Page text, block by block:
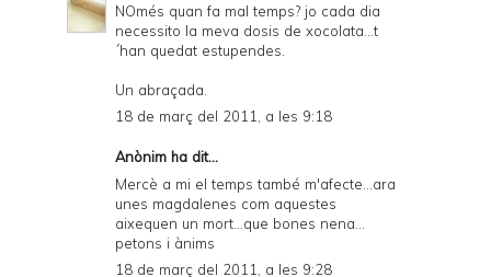
NOmés quan fa mal temps? jo cada dia
necessito la meva dosis de xocolata...t
´han quedat estupendes.
Un abraçada.
18 de març del 2011, a les 9:18
Anònim ha dit...
Mercè a mi el temps també m'afecte...ara
unes magdalenes com aquestes
aixequen un mort...que bones nena...
petons i ànims
18 de març del 2011, a les 9:28